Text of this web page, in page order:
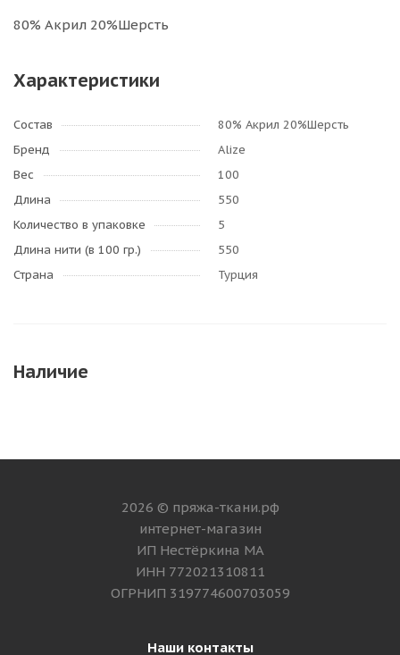
80% Акрил 20%Шерсть
Характеристики
Состав
80% Акрил 20%Шерсть
Бренд
Alize
Вес
100
Длина
550
Количество в упаковке
5
Длина нити (в 100 гр.)
550
Страна
Турция
Наличие
2026 © пряжа-ткани.рф
интернет-магазин
ИП Нестёркина МА
ИНН 772021310811
ОГРНИП 319774600703059
Наши контакты